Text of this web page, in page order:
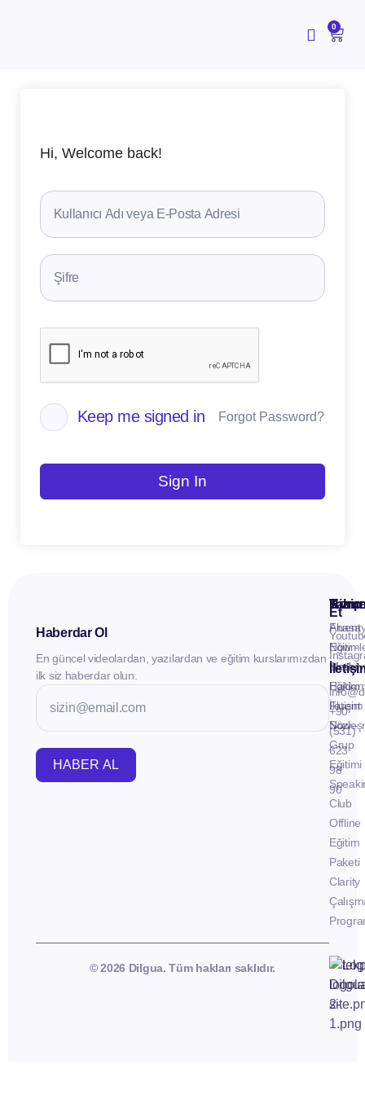
0
Hi, Welcome back!
Keep me signed in Forgot Password?
Sign In
Haberdar Ol
En güncel videolardan, yazılardan ve eğitim kurslarımızdan
ilk siz haberdar olun.
HABER AL
İletişim
Fluent
Now -
Birebir
Eğitim
Fluent
Now -
Grup
Eğitimi
Club
Offline
Eğitim
Paketi
Clarity
Takip
Et
+90
(531)
623
98
90
© 2026 Dilgua. Tüm hakları saklıdır.